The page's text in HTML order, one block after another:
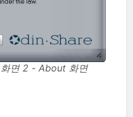
면 2 - About 화면